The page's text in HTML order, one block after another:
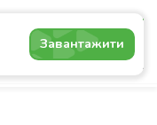
Завантажити
Сніданки